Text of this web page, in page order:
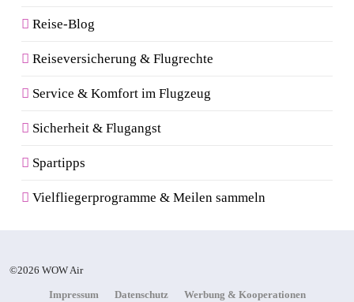
Reise-Blog
Reiseversicherung & Flugrechte
Service & Komfort im Flugzeug
Sicherheit & Flugangst
Spartipps
Vielfliegerprogramme & Meilen sammeln
©2026 WOW Air
Impressum Datenschutz Werbung & Kooperationen